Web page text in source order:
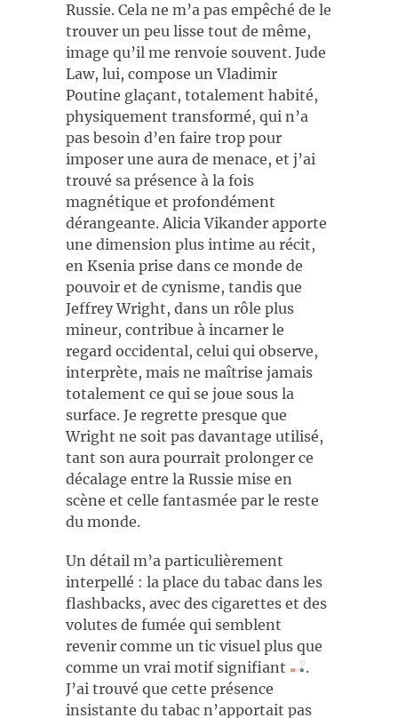
Russie. Cela ne m’a pas empêché de le
trouver un peu lisse tout de même,
image qu’il me renvoie souvent. Jude
Law, lui, compose un Vladimir
Poutine glaçant, totalement habité,
physiquement transformé, qui n’a
pas besoin d’en faire trop pour
imposer une aura de menace, et j’ai
trouvé sa présence à la fois
magnétique et profondément
dérangeante. Alicia Vikander apporte
une dimension plus intime au récit,
en Ksenia prise dans ce monde de
pouvoir et de cynisme, tandis que
Jeffrey Wright, dans un rôle plus
mineur, contribue à incarner le
regard occidental, celui qui observe,
interprète, mais ne maîtrise jamais
totalement ce qui se joue sous la
surface. Je regrette presque que
Wright ne soit pas davantage utilisé,
tant son aura pourrait prolonger ce
décalage entre la Russie mise en
scène et celle fantasmée par le reste
du monde.
Un détail m’a particulièrement
interpellé : la place du tabac dans les
flashbacks, avec des cigarettes et des
volutes de fumée qui semblent
revenir comme un tic visuel plus que
comme un vrai motif signifiant
.
J’ai trouvé que cette présence
insistante du tabac n’apportait pas